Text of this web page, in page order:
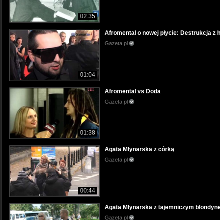
02:35
01:04
Afromental o nowej płycie: Destrukcja z
Gazeta.pl
01:38
Afromental vs Doda
Gazeta.pl
00:44
Agata Młynarska z córką
Gazeta.pl
Agata Młynarska z tajemniczym
Gazeta.pl